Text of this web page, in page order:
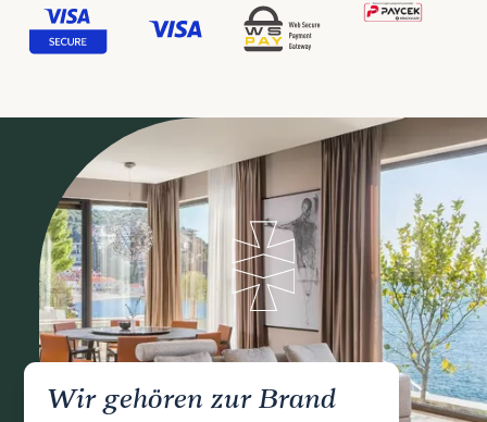
Wir gehören zur Brand